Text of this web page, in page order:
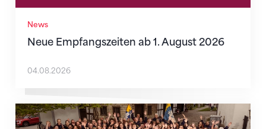
News
Neue Empfangszeiten ab 1. August 2026
04.08.2026
Wenn Mitmachen selbstverständlich ist